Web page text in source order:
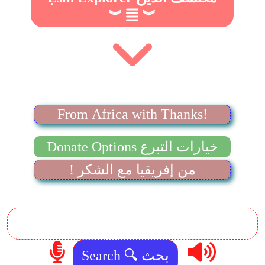
︾
︾
From Africa with Thanks!
Donate Options خيارات التبرع
! من إفريقيا مع الشكر